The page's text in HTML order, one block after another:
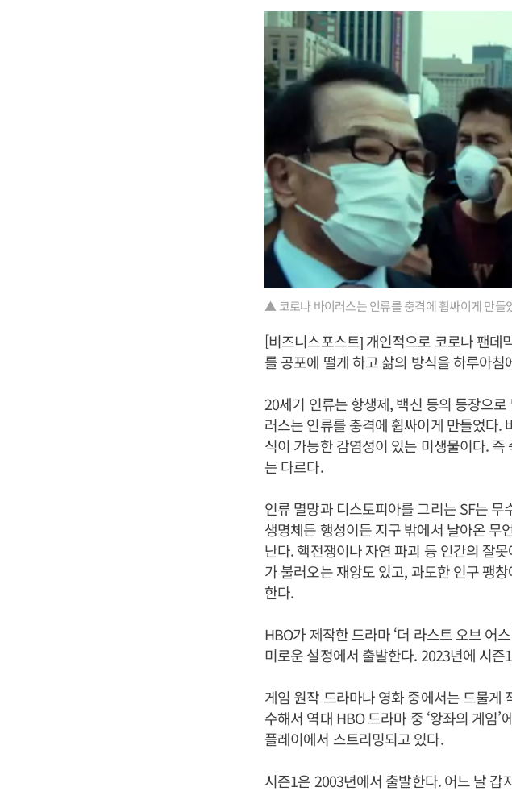
▲ 코로나 바이러스는 인류를 충격에 휩싸이게 만들
[비즈니스포스트] 개인적으로 코로나 팬데
를 공포에 떨게 하고 삶의 방식을 하루아
20세기 인류는 항생제, 백신 등의 등장으
러스는 인류를 충격에 휩싸이게 만들었다.
식이 가능한 감염성이 있는 미생물이다.
는 다르다.
인류 멸망과 디스토피아를 그리는 SF는
생명체든 행성이든 지구 밖에서 날아온 무
난다. 핵전쟁이나 자연 파괴 등 인간의 잘
가 불러오는 재앙도 있고, 과도한 인구 팽
한다.
HBO가 제작한 드라마 ‘더 라스트 오브 어
미로운 설정에서 출발한다. 2023년에 시
게임 원작 드라마나 영화 중에서는 드물게
수해서 역대 HBO 드라마 중 ‘왕좌의 게임
플레이에서 스트리밍되고 있다.
시즌1은 2003년에서 출발한다. 어느 날